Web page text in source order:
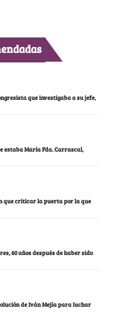
que investigaba a su jefe,
estaba María Fda. Carrascal,
que criticar la puerta por la que
60 años después de haber sido
de Iván Mejía para luchar